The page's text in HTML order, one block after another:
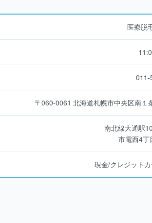
医療脱
011-
〒060-0061 北海道札幌市中央区南
南北線大通駅
市電西4丁
現金/クレジット